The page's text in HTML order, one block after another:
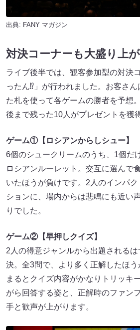
出典: FANY マガジン
対決コーナーも大盛り上
ライブ後半では、観客参加型の対決
ったん⁉」が行われました。お客さ
た札を使って各ゲームの勝者を予想
後まで残った10人がプレゼントを獲
ゲーム①【ロシアンからしシュー】
6個のシュークリームのうち、1個だ
ロシアンルーレット。交互に選んで
いたほうが負けです。2人のインパ
ションに、場内からは悲鳴にも近い
りでした。
ゲーム②【早押しクイズ】
2人の得意ジャンルから出題される
決。全3問で、より多く正解したほ
まるとクイズ内容がかなりトリッ
がら回答する姿と、正解時のファン
手と歓声が上がります。